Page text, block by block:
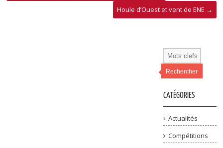
Houle d’Ouest et vent de ENE →
Rechercher
CATÉGORIES
Actualités
Compétitions